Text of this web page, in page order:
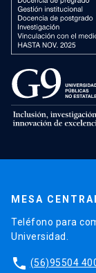
MESA
Teléfono para
Universidad.
phone (56)95504